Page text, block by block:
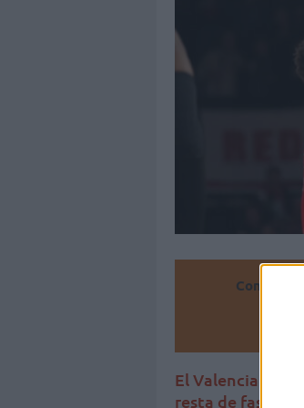
Convierte
El Valencia
resta de fase